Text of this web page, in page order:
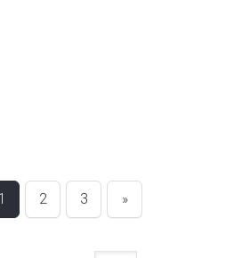
1 2 3 »